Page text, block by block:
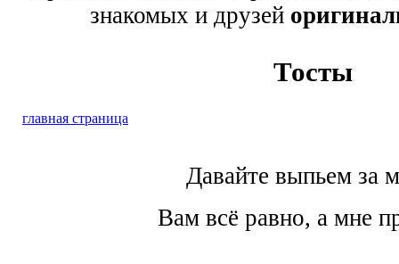
знакомых и друзей
Тосты
главная страница
Давайте выпьем за
Вам всё равно, а мне